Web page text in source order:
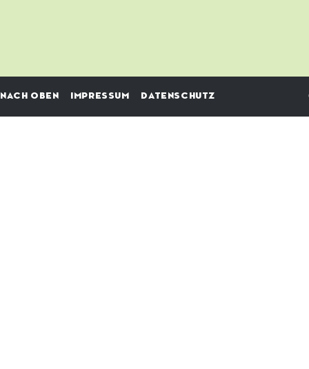
NACH OBEN IMPRESSUM DATENSCHUTZ